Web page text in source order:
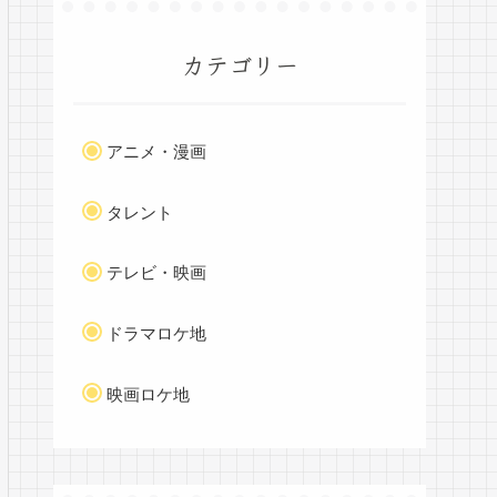
カテゴリー
アニメ・漫画
タレント
テレビ・映画
ドラマロケ地
映画ロケ地